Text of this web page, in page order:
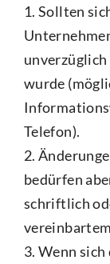
1. Sollten
wurde
Telefon).
2.
bedürfen
schriftlich
3. Wenn